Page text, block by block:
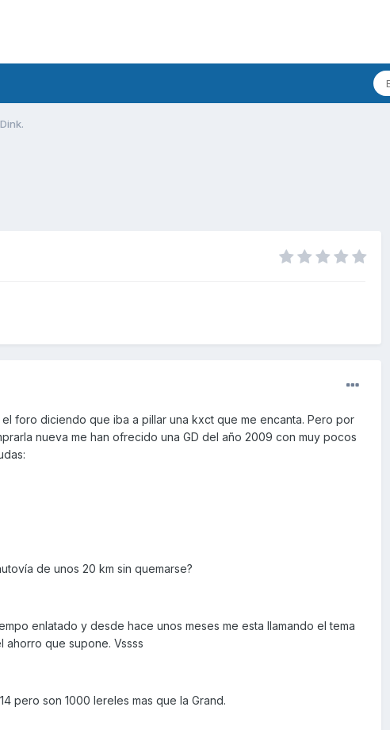
foro diciendo que iba a pillar una kxct que me encanta. Pero por
nueva me han ofrecido una GD del año 2009 con muy pocos
de unos 20 km sin quemarse?
enlatado y desde hace unos meses me esta llamando el tema
que supone. Vssss
pero son 1000 lereles mas que la Grand.